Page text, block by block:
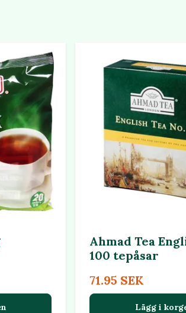
Ahmad Tea
100 tepåsar
71.95 SEK
Lägg i